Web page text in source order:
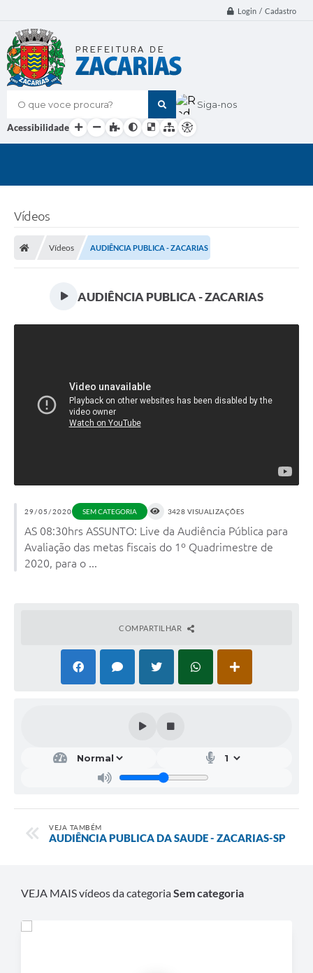
Login / Cadastro
O que voce procura? Siga-nos
Acessibilidade
Vídeos
Vídeos AUDIÊNCIA PUBLICA - ZACARIAS
AUDIÊNCIA PUBLICA - ZACARIAS
29/05/2020 SEM CATEGORIA 3428 VISUALIZAÇÕES
AS 08:30hrs ASSUNTO: Live da Audiência Pública para
Avaliação das metas fiscais do 1º Quadrimestre de
2020, para o ...
COMPARTILHAR
VEJA TAMBÉM
AUDIÊNCIA PUBLICA DA SAUDE - ZACARIAS-SP
VEJA MAIS vídeos da categoriaSem categoria